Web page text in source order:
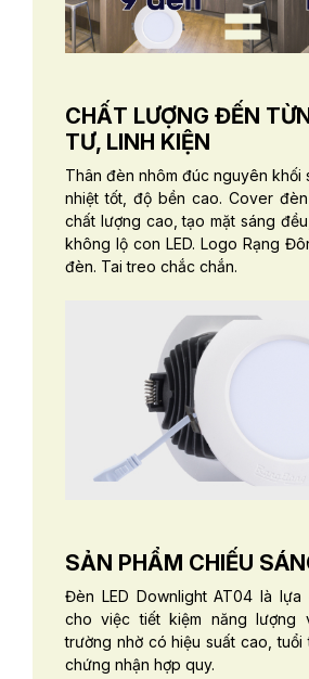
CHẤT LƯỢNG ĐẾN
TƯ, LINH KIỆN
Thân đèn nhôm đúc nguyên khối
nhiệt tốt, độ bền cao. Cover
chất lượng cao, tạo mặt sáng
không lộ con LED. Logo Rạng
đèn. Tai treo chắc chắn.
SẢN PHẨM CHIẾU
Đèn LED Downlight AT04 là lựa
cho việc tiết kiệm năng lượng
trường nhờ có hiệu suất cao,
chứng nhận hợp quy.